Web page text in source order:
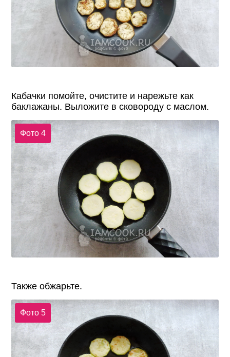
Кабачки помойте, очистите и нарежьте как
баклажаны. Выложите в сковороду с маслом.
Фото 4
Также обжарьте.
Фото 5